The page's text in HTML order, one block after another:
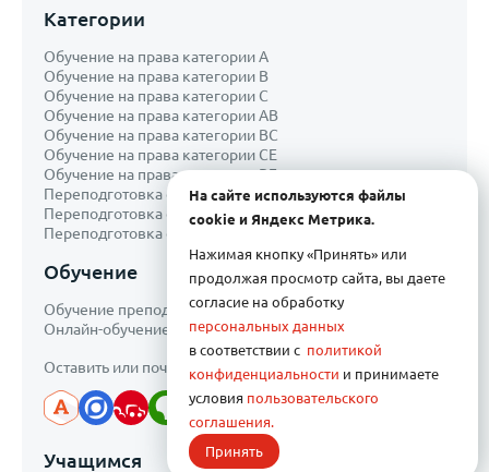
Категории
Обучение на права категории A
Обучение на права категории B
Обучение на права категории С
Обучение на права категории AB
Обучение на права категории ВС
Обучение на права категории CE
Обучение на права категории ВЕ
Переподготовка с категории В на категорию С
Переподготовка с категории B на категорию D
Переподготовка с категории С на категорию D
Обучение
Обучение преподавателей
Онлайн-обучение
Оставить или почитать отзывы
Учащимся
На сайте используются файлы
cookie и Яндекс Метрика.
Нажимая кнопку «Принять» или
продолжая просмотр сайта, вы даете
согласие на обработку
персональных данных
в соответствии с политикой
конфиденциальности и принимаете
условия пользовательского
соглашения.
Принять